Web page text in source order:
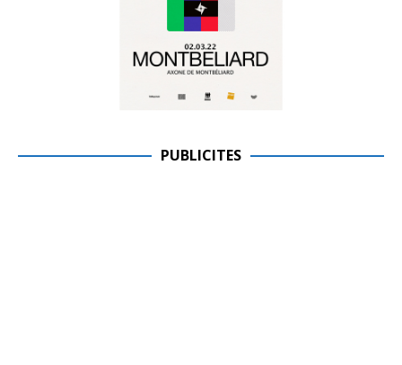
PUBLICITES